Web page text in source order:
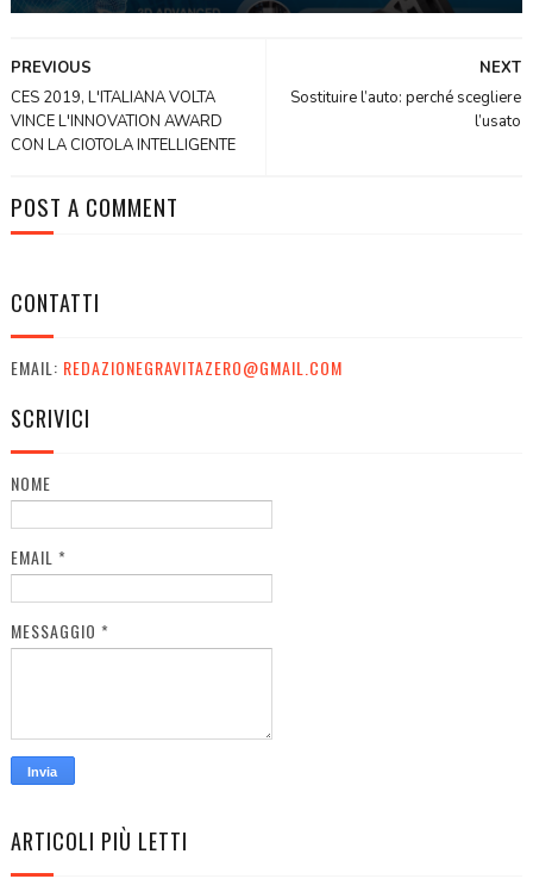
NEXT
Sostituire l’auto: perché scegliere
l’usato
PREVIOUS
CES 2019, L'ITALIANA VOLTA
VINCE L'INNOVATION AWARD
CON LA CIOTOLA INTELLIGENTE
POST A COMMENT
CONTATTI
EMAIL: REDAZIONEGRAVITAZERO@GMAIL.COM
SCRIVICI
NOME
EMAIL *
MESSAGGIO *
ARTICOLI PIÙ LETTI